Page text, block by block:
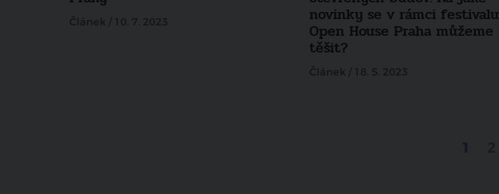
Článek / 10. 7. 2023 novinky se v rámci festivalu
Open House Praha můžeme
těšit?
Článek / 18. 5. 2023